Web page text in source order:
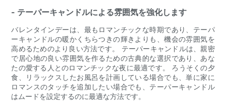
- テーパーキャンドルによる雰囲気を強化します
バレンタインデーは、最もロマンチックな時期であり、テーパ
ーキャンドルの暖かくちらつきの輝きよりも、機会の雰囲気を
高めるためのより良い方法です。 テーパーキャンドルは、親密
で居心地の良い雰囲気を作るための古典的な選択であり、あな
たの愛する人とのロマンチックな夜に最適です。 ろうそくの夕
食、リラックスしたお風呂を計画している場合でも、単に家に
ロマンスのタッチを追加したい場合でも、テーパーキャンドル
はムードを設定するのに最適な方法です。